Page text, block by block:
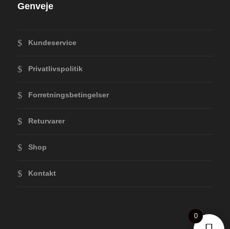
Genveje
Kundeservice
Privatlivspolitik
Forretningsbetingelser
Returvarer
Shop
Kontakt
0